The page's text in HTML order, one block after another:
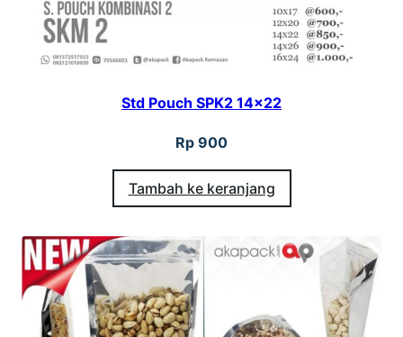
Std Pouch SPK2 14×22
Rp 900
Tambah ke keranjang